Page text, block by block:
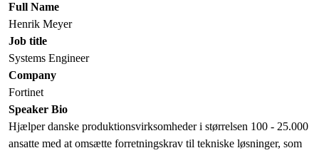
Full Name
Henrik Meyer
Job title
Systems Engineer
Company
Fortinet
Speaker Bio
Hjælper danske produktionsvirksomheder i størrelsen 100 - 25.000
ansatte med at omsætte forretningskrav til tekniske løsninger, som